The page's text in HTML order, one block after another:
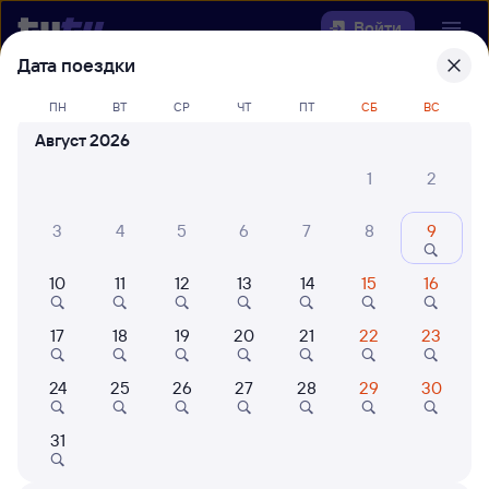
Войти
Выберите день, чтобы найтиж/д
билеты Ангарск — Шекшема
Куда
Когда
Кто едет
Найти поезда
Дата поездки
ПН ВТ СР ЧТ ПТ СБ ВС
Август 2026
1
2
3 4 5 6 7 8 9
10 11 12 13 14 15 16
17 18 19 20 21 22 23
24 25 26 27 28 29 30
31